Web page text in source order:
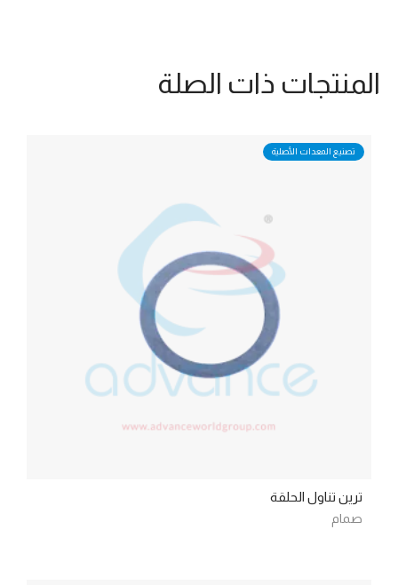
المنتجات ذات الصلة
تصنيع المعدات الأصلية
ترين تناول الحلقة
صمام